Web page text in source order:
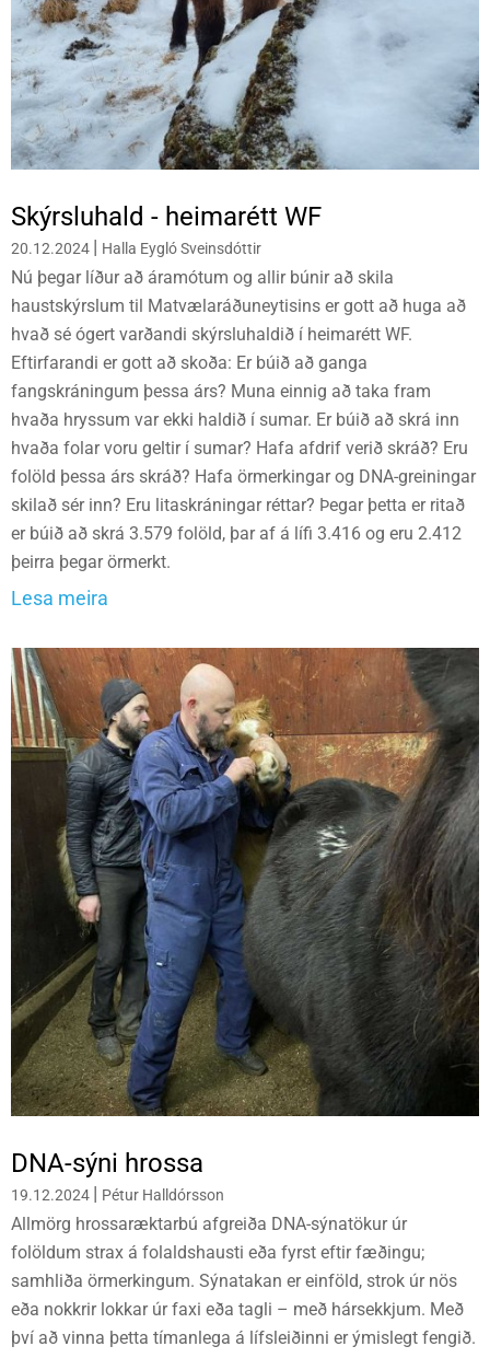
Skýrsluhald - heimarétt WF
20.12.2024 | Halla Eygló Sveinsdóttir
Nú þegar líður að áramótum og allir búnir að skila
haustskýrslum til Matvælaráðuneytisins er gott að huga að
hvað sé ógert varðandi skýrsluhaldið í heimarétt WF.
Eftirfarandi er gott að skoða: Er búið að ganga
fangskráningum þessa árs? Muna einnig að taka fram
hvaða hryssum var ekki haldið í sumar. Er búið að skrá inn
hvaða folar voru geltir í sumar? Hafa afdrif verið skráð? Eru
folöld þessa árs skráð? Hafa örmerkingar og DNA-greiningar
skilað sér inn? Eru litaskráningar réttar? Þegar þetta er ritað
er búið að skrá 3.579 folöld, þar af á lífi 3.416 og eru 2.412
þeirra þegar örmerkt.
Lesa meira
DNA-sýni hrossa
19.12.2024 | Pétur Halldórsson
Allmörg hrossaræktarbú afgreiða DNA-sýnatökur úr
folöldum strax á folaldshausti eða fyrst eftir fæðingu;
samhliða örmerkingum. Sýnatakan er einföld, strok úr nös
eða nokkrir lokkar úr faxi eða tagli – með hársekkjum. Með
því að vinna þetta tímanlega á lífsleiðinni er ýmislegt fengið.